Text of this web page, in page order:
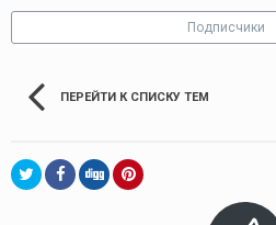
Подписчики
ПЕРЕЙТИ К СПИСКУ ТЕМ